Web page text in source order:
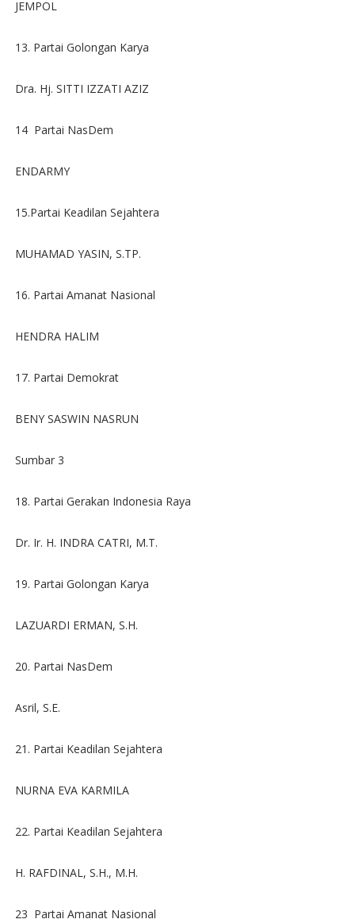
JEMPOL
13. Partai Golongan Karya
Dra. Hj. SITTI IZZATI AZIZ
14 Partai NasDem
ENDARMY
15.Partai Keadilan Sejahtera
MUHAMAD YASIN, S.TP.
16. Partai Amanat Nasional
HENDRA HALIM
17. Partai Demokrat
BENY SASWIN NASRUN
Sumbar 3
18. Partai Gerakan Indonesia Raya
Dr. Ir. H. INDRA CATRI, M.T.
19. Partai Golongan Karya
LAZUARDI ERMAN, S.H.
20. Partai NasDem
Asril, S.E.
21. Partai Keadilan Sejahtera
NURNA EVA KARMILA
22. Partai Keadilan Sejahtera
H. RAFDINAL, S.H., M.H.
23 Partai Amanat Nasional